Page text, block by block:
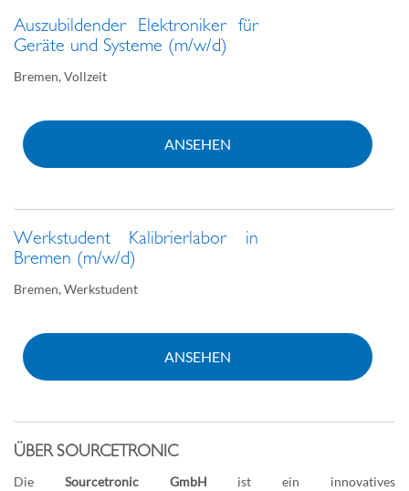
Auszubildender Elektroniker für
Geräte und Systeme (m/w/d)
Bremen,Vollzeit
ANSEHEN
Werkstudent Kalibrierlabor in
Bremen (m/w/d)
Bremen,Werkstudent
ANSEHEN
ÜBER SOURCETRONIC
Die Sourcetronic GmbH ist ein innovatives